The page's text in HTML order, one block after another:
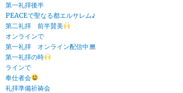
第一礼拝後半
PEACEで聖なる都エルサレム♪
第二礼拝 前半賛美
オンラインで
第一礼拝 オンライン配信中
第一礼拝の時
ラインで
奉仕者会
礼拝準備祈祷会